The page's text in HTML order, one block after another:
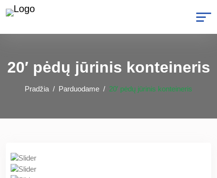
20′ pėdų jūrinis konteineris
Pradžia Parduodame 20′ pėdų jūrinis konteineris